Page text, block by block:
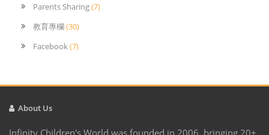
Parents Sharing(7)
教育專欄(30)
Facebook(7)
About Us
Infinity Children's World was founded in 2006, bringing 20+